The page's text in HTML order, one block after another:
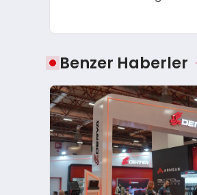
Benzer Haberler